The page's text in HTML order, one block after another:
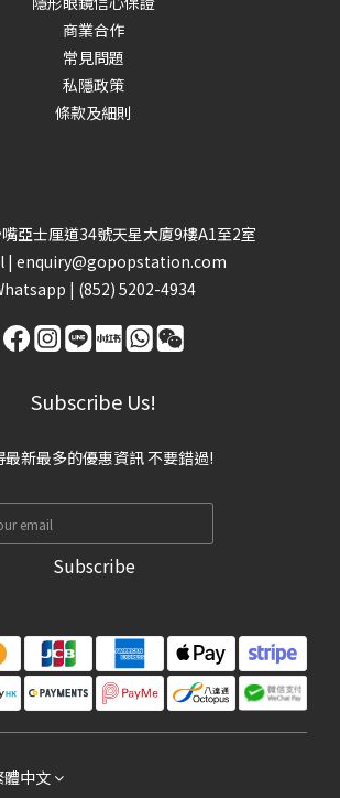
商業合作
常見問題
私隱政策
條款及細則
亞士厘道34號天星大廈9樓A1至2室
| enquiry@gopopstation.com
| (852) 5202-4934
Subscribe Us!
最新最多的優惠資訊 不要錯過!
Subscribe
體中文